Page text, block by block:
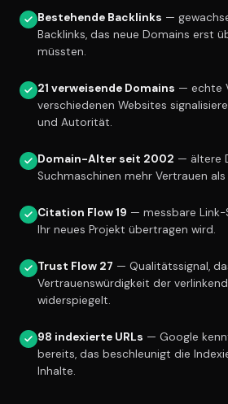
Bestehende Backlinks —
Backlinks, das neue Domains erst
müssten.
21 verweisende Domains — echte
verschiedenen Websites
und Autorität.
Domain-Alter seit 2002 — ältere
Suchmaschinen mehr Vertrauen
Citation Flow 19 — messbare
Ihr neues Projekt übertragen wird.
Trust Flow 27 — Qualitätssignal,
Vertrauenswürdigkeit der
widerspiegelt.
98 indexierte URLs — Google
bereits, das beschleunigt die
Inhalte.